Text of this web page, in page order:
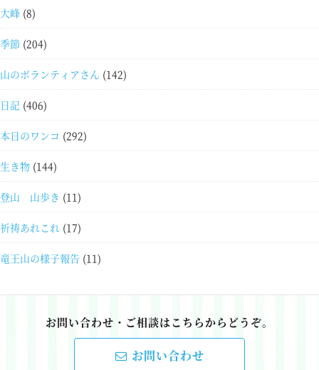
大峰 (8)
季節 (204)
山のボランティアさん (142)
日記 (406)
本日のワンコ (292)
生き物 (144)
登山 山歩き (11)
祈祷あれこれ (17)
竜王山の様子報告 (11)
お問い合わせ・ご相談はこちらからどうぞ。
お問い合わせ